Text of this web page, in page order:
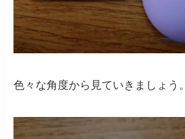
色々な角度から見ていきましょう。